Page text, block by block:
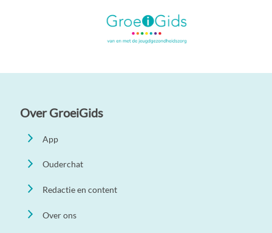
Over GroeiGids
App
Ouderchat
Redactie en content
Over ons